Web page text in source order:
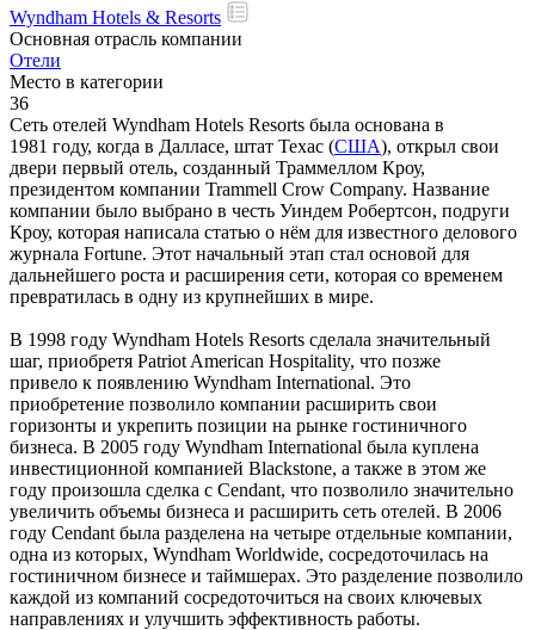
Wyndham Hotels & Resorts
Основная отрасль компании
Отели
Место в категории
36
Сеть отелей Wyndham Hotels Resorts была основана в
1981 году, когда в Далласе, штат Техас (США), открыл свои
двери первый отель, созданный Траммеллом Кроу,
президентом компании Trammell Crow Company. Название
компании было выбрано в честь Уиндем Робертсон, подруги
Кроу, которая написала статью о нём для известного делового
журнала Fortune. Этот начальный этап стал основой для
дальнейшего роста и расширения сети, которая со временем
превратилась в одну из крупнейших в мире.
В 1998 году Wyndham Hotels Resorts сделала значительный
шаг, приобретя Patriot American Hospitality, что позже
привело к появлению Wyndham International. Это
приобретение позволило компании расширить свои
горизонты и укрепить позиции на рынке гостиничного
бизнеса. В 2005 году Wyndham International была куплена
инвестиционной компанией Blackstone, а также в этом же
году произошла сделка с Cendant, что позволило значительно
увеличить объемы бизнеса и расширить сеть отелей. В 2006
году Cendant была разделена на четыре отдельные компании,
одна из которых, Wyndham Worldwide, сосредоточилась на
гостиничном бизнесе и таймшерах. Это разделение позволило
каждой из компаний сосредоточиться на своих ключевых
направлениях и улучшить эффективность работы.